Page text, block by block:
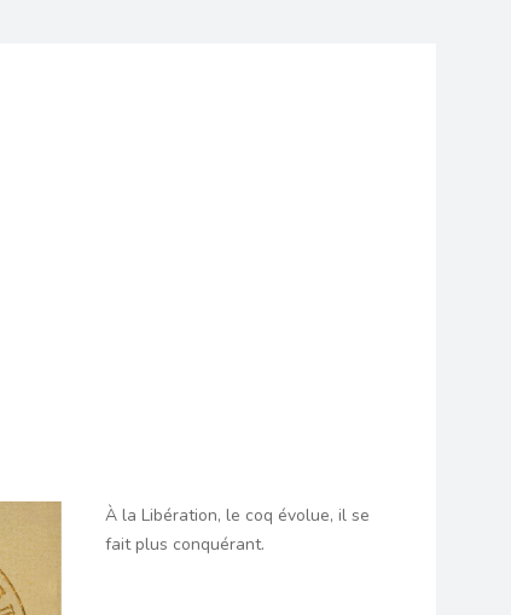
À la Libération, le coq évolue, il se
fait plus conquérant.